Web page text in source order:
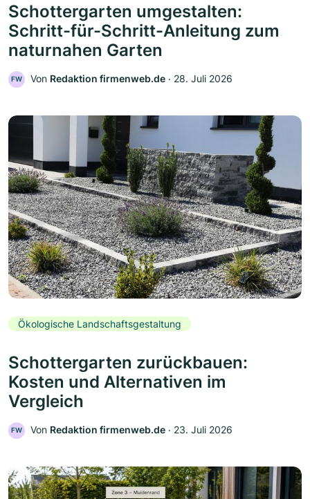
Schottergarten umgestalten:
Schritt-für-Schritt-Anleitung zum
naturnahen Garten
FW Von Redaktion firmenweb.de ‧ 28. Juli 2026
Ökologische Landschaftsgestaltung
Schottergarten zurückbauen:
Kosten und Alternativen im
Vergleich
FW Von Redaktion firmenweb.de ‧ 23. Juli 2026